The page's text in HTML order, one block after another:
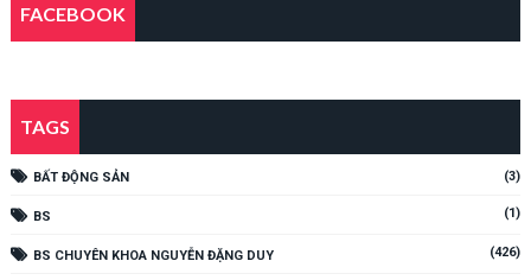
FACEBOOK
TAGS
BẤT ĐỘNG SẢN (3)
BS (1)
BS CHUYÊN KHOA NGUYỄN ĐẶNG DUY (426)